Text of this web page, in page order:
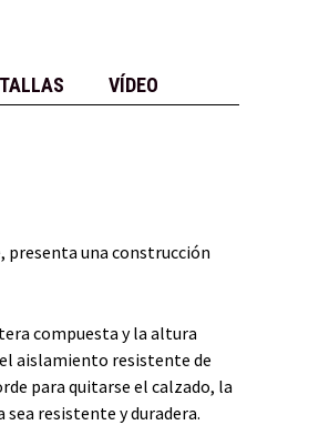
VÍDEO
presenta una construcción
compuesta y la altura
aislamiento resistente de
para quitarse el calzado, la
resistente y duradera.